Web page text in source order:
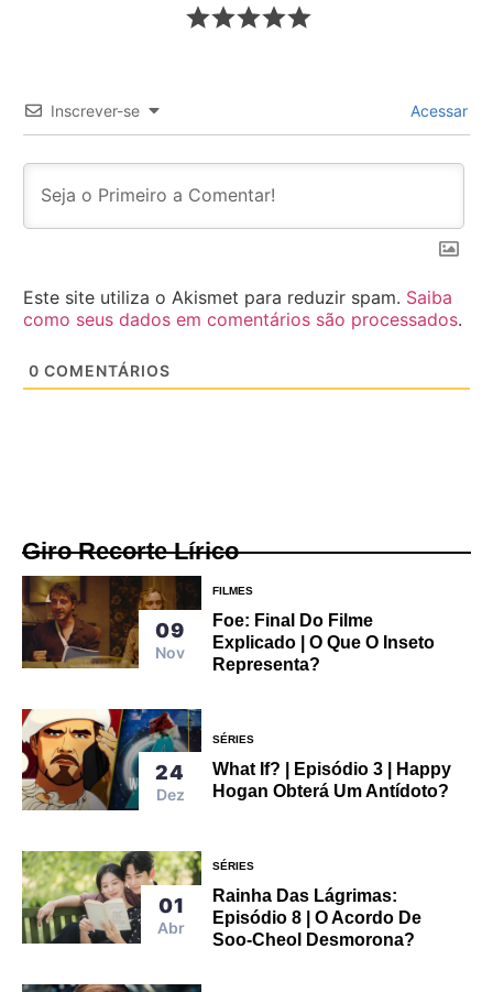
Inscrever-se Acessar
Este site utiliza o Akismet para reduzir spam. Saiba
como seus dados em comentários são processados.
0 COMENTÁRIOS
Giro Recorte Lírico
09
Nov
FILMES
Foe: Final Do Filme
Explicado | O Que O Inseto
Representa?
24
Dez
SÉRIES
What If? | Episódio 3 | Happy
Hogan Obterá Um Antídoto?
01
Abr
SÉRIES
Rainha Das Lágrimas:
Episódio 8 | O Acordo De
Soo-Cheol Desmorona?